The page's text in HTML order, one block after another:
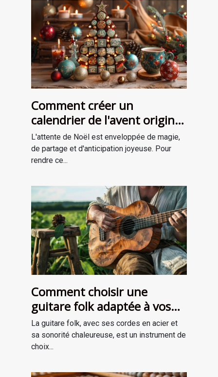
Comment créer un
calendrier de l'avent original
pour attendre Noël
L'attente de Noël est enveloppée de magie,
de partage et d'anticipation joyeuse. Pour
rendre ce...
Comment choisir une
guitare folk adaptée à vos
besoins
La guitare folk, avec ses cordes en acier et
sa sonorité chaleureuse, est un instrument de
choix...